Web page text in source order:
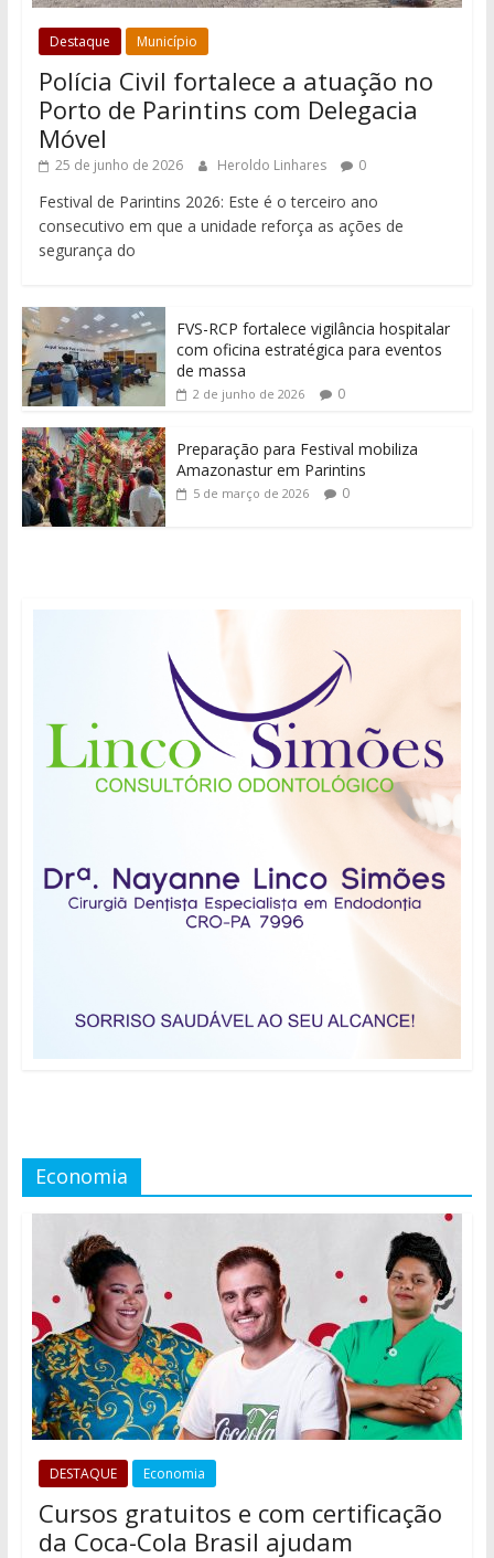
Destaque Município
Polícia Civil fortalece a atuação no
Porto de Parintins com Delegacia
Móvel
25 de junho de 2026 Heroldo Linhares 0
Festival de Parintins 2026: Este é o terceiro ano
consecutivo em que a unidade reforça as ações de
segurança do
FVS-RCP fortalece vigilância hospitalar
com oficina estratégica para eventos
de massa
2 de junho de 2026 0
Preparação para Festival mobiliza
Amazonastur em Parintins
5 de março de 2026 0
Economia
DESTAQUE Economia
Cursos gratuitos e com certificação
da Coca-Cola Brasil ajudam